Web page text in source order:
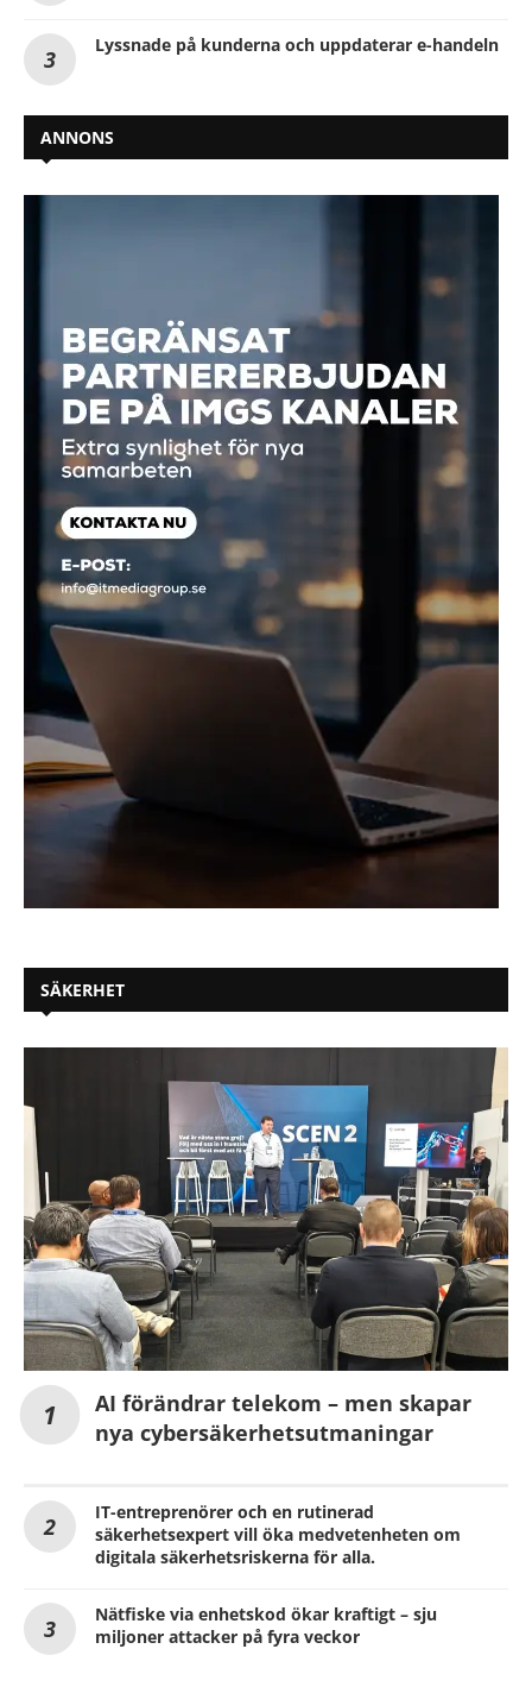
Lyssnade på kunderna och uppdaterar e-handeln
ANNONS
SÄKERHET
AI förändrar telekom – men skapar
nya cybersäkerhetsutmaningar
IT-entreprenörer och en rutinerad
säkerhetsexpert vill öka medvetenheten om
digitala säkerhetsriskerna för alla.
Nätfiske via enhetskod ökar kraftigt – sju
miljoner attacker på fyra veckor